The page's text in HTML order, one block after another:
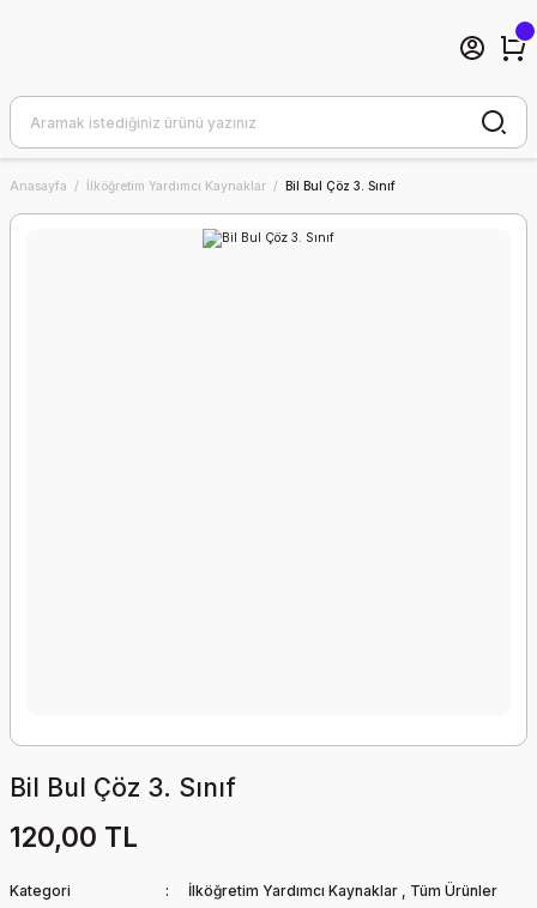
Anasayfa İlköğretim Yardımcı Kaynaklar Bil Bul Çöz 3. Sınıf
Bil Bul Çöz 3. Sınıf
120,00 TL
Kategori İlköğretim Yardımcı Kaynaklar , Tüm Ürünler